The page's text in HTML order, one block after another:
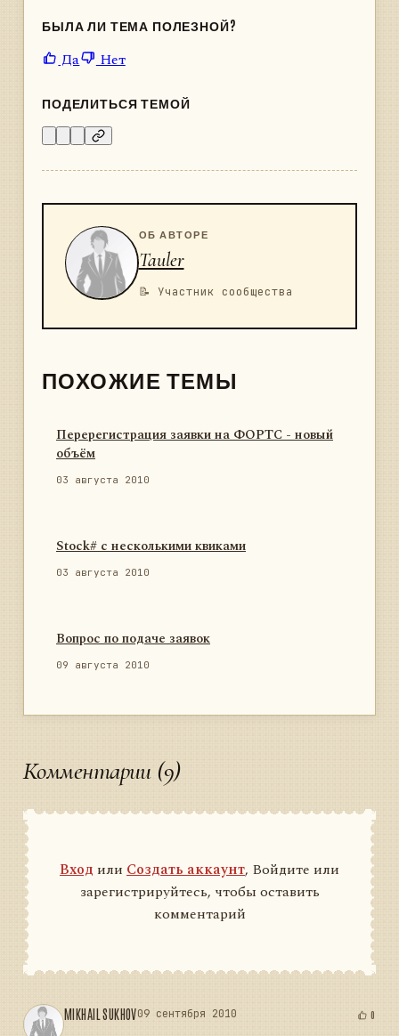
БЫЛА ЛИ ТЕМА ПОЛЕЗНОЙ?
Да Нет
ПОДЕЛИТЬСЯ ТЕМОЙ
ОБ АВТОРЕ
Tauler
📝 Участник сообщества
ПОХОЖИЕ ТЕМЫ
Перерегистрация заявки на ФОРТС - новый
объём
03 августа 2010
Stock# с несколькими квиками
03 августа 2010
Вопрос по подаче заявок
09 августа 2010
Комментарии (9)
Вход или Создать аккаунт, Войдите или
зарегистрируйтесь, чтобы оставить
комментарий
MIKHAIL SUKHOV09 сентября 2010 0